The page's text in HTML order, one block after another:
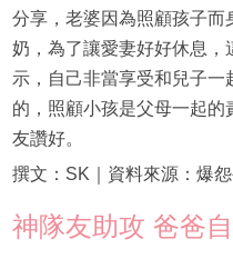
分享，老婆因為照顧孩子而
奶，為了讓愛妻好好休息，
示，自己非當享受和兒子
的，照顧小孩是父母一起的
友讚好。
撰文：SK｜資料來源：爆
神隊友助攻 爸爸